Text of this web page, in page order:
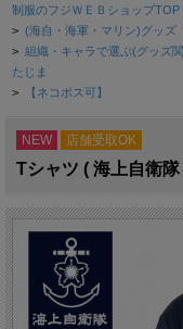
制服のフジＷＥＢショップTOP
> (海自・海軍・マリン)グッズ
> 組織・キャラで選ぶ(グッズ
たじま
> 【ネコポス可】
NEW 店舗受取OK
Tシャツ ( 海上自衛